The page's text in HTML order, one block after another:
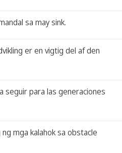
sa may sink.
er en vigtig del af den
seguir para las generaciones
mga kalahok sa obstacle